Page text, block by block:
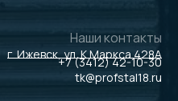
Наши контакты
г. Ижевск, ул. К.Маркса 428А
+7 (3412) 42-10-30
tk@profstal18.ru